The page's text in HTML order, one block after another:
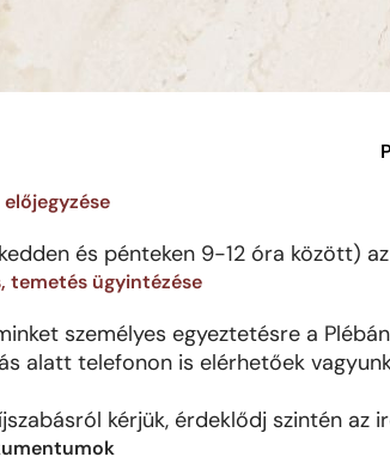
és pénteken 9-12 óra között)
temetés ügyintézése
személyes egyeztetésre a
alatt telefonon is elérhetőek
kérjük, érdeklődj szintén az